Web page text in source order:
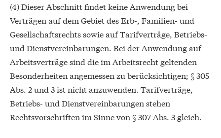
(4) Dieser Abschnitt findet keine Anwendung bei
Verträgen auf dem Gebiet des Erb-, Familien- und
Gesellschaftsrechts sowie auf Tarifverträge, Betriebs-
und Dienstvereinbarungen. Bei der Anwendung auf
Arbeitsverträge sind die im Arbeitsrecht geltenden
Besonderheiten angemessen zu berücksichtigen; § 305
Abs. 2 und 3 ist nicht anzuwenden. Tarifverträge,
Betriebs- und Dienstvereinbarungen stehen
Rechtsvorschriften im Sinne von § 307 Abs. 3 gleich.